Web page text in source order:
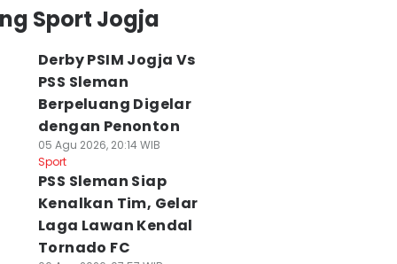
Sport Jogja
Derby PSIM Jogja Vs
PSS Sleman
Berpeluang Digelar
dengan Penonton
05 Agu 2026, 20:14 WIB
Sport
PSS Sleman Siap
Kenalkan Tim, Gelar
Laga Lawan Kendal
Tornado FC